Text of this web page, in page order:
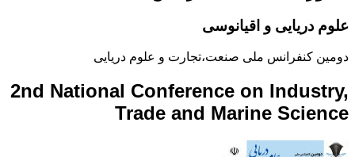
علوم دریایی و اقیانوسی
دومین کنفرانس ملی صنعت،تجارت و علوم دریایی
2nd National Conference on Industry,
Trade and Marine Science